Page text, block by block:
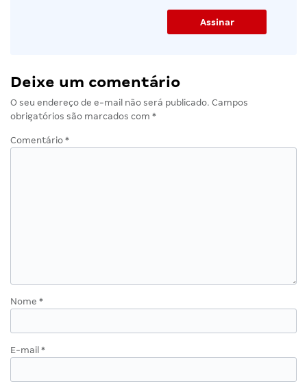
Deixe um comentário
O seu endereço de e-mail não será publicado. Campos
obrigatórios são marcados com *
Comentário *
Nome *
E-mail *